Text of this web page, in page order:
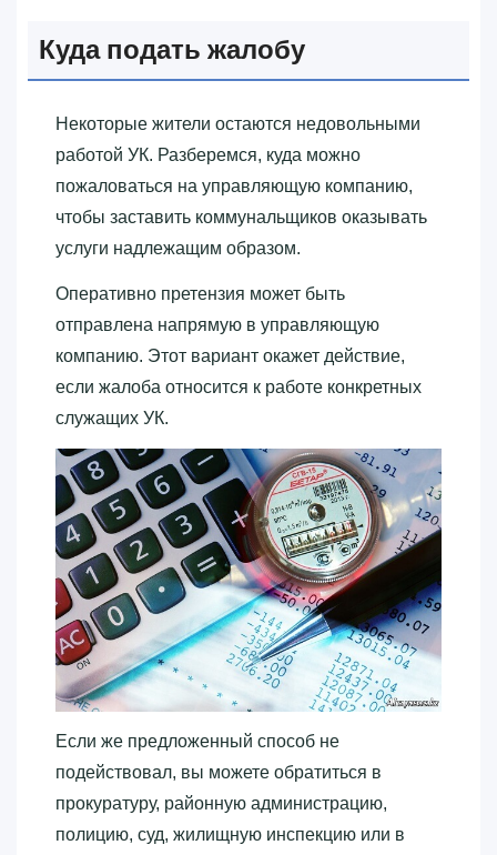
Куда подать жалобу
Некоторые жители остаются недовольными
работой УК. Разберемся, куда можно
пожаловаться на управляющую компанию,
чтобы заставить коммунальщиков оказывать
услуги надлежащим образом.
Оперативно претензия может быть
отправлена напрямую в управляющую
компанию. Этот вариант окажет действие,
если жалоба относится к работе конкретных
служащих УК.
Если же предложенный способ не
подействовал, вы можете обратиться в
прокуратуру, районную администрацию,
полицию, суд, жилищную инспекцию или в